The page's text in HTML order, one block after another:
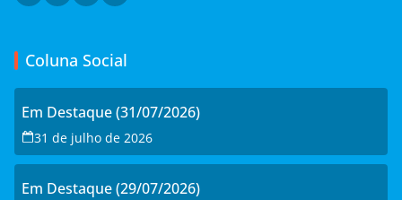
Coluna Social
Em Destaque (31/07/2026)
31 de julho de 2026
Em Destaque (29/07/2026)